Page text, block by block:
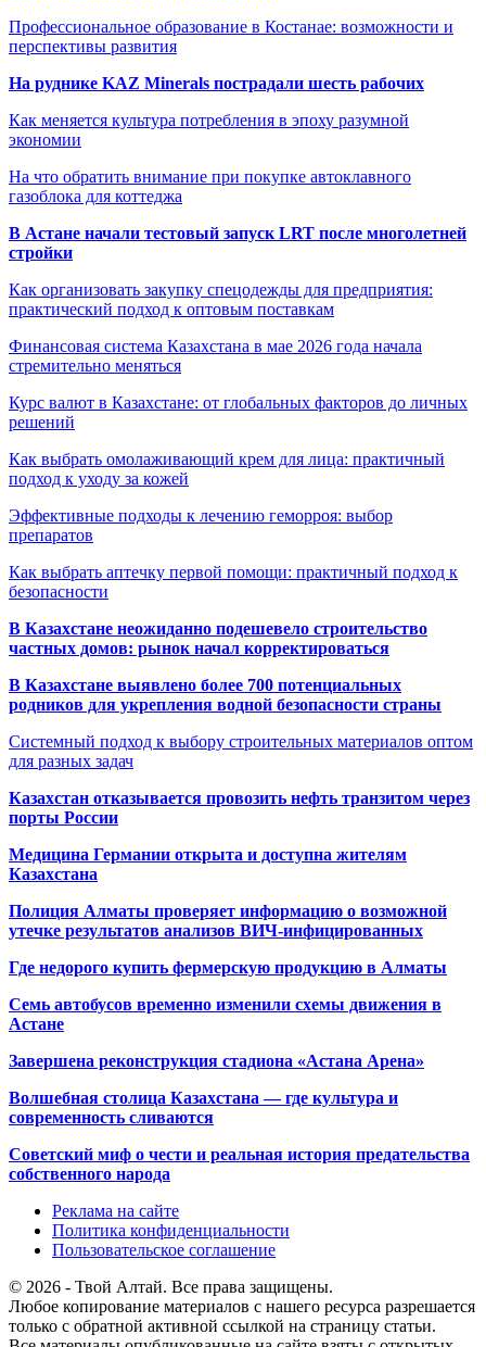
Профессиональное образование в Костанае: возможности и
перспективы развития
На руднике KAZ Minerals пострадали шесть рабочих
Как меняется культура потребления в эпоху разумной
экономии
На что обратить внимание при покупке автоклавного
газоблока для коттеджа
В Астане начали тестовый запуск LRT после многолетней
стройки
Как организовать закупку спецодежды для предприятия:
практический подход к оптовым поставкам
Финансовая система Казахстана в мае 2026 года начала
стремительно меняться
Курс валют в Казахстане: от глобальных факторов до личных
решений
Как выбрать омолаживающий крем для лица: практичный
подход к уходу за кожей
Эффективные подходы к лечению геморроя: выбор
препаратов
Как выбрать аптечку первой помощи: практичный подход к
безопасности
В Казахстане неожиданно подешевело строительство
частных домов: рынок начал корректироваться
В Казахстане выявлено более 700 потенциальных
родников для укрепления водной безопасности страны
Системный подход к выбору строительных материалов оптом
для разных задач
Казахстан отказывается провозить нефть транзитом через
порты России
Медицина Германии открыта и доступна жителям
Казахстана
Полиция Алматы проверяет информацию о возможной
утечке результатов анализов ВИЧ-инфицированных
Где недорого купить фермерскую продукцию в Алматы
Семь автобусов временно изменили схемы движения в
Астане
Завершена реконструкция стадиона «Астана Арена»
Волшебная столица Казахстана — где культура и
современность сливаются
Советский миф о чести и реальная история предательства
собственного народа
Реклама на сайте
Политика конфиденциальности
Пользовательское соглашение
© 2026 - Твой Алтай. Все права защищены.
Любое копирование материалов с нашего ресурса разрешается
только с обратной активной ссылкой на страницу статьи.